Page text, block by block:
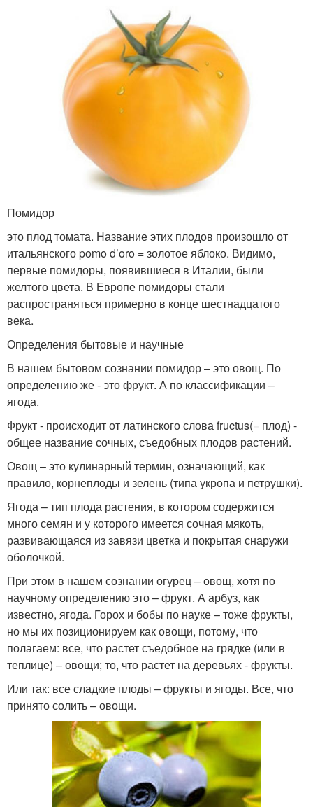
Помидор
это плод томата. Название этих плодов произошло от
итальянского pomo d’oro = золотое яблоко. Видимо,
первые помидоры, появившиеся в Италии, были
желтого цвета. В Европе помидоры стали
распространяться примерно в конце шестнадцатого
века.
Определения бытовые и научные
В нашем бытовом сознании помидор – это овощ. По
определению же - это фрукт. А по классификации –
ягода.
Фрукт - происходит от латинского слова fructus(= плод) -
общее название сочных, съедобных плодов растений.
Овощ – это кулинарный термин, означающий, как
правило, корнеплоды и зелень (типа укропа и петрушки).
Ягода – тип плода растения, в котором содержится
много семян и у которого имеется сочная мякоть,
развивающаяся из завязи цветка и покрытая снаружи
оболочкой.
При этом в нашем сознании огурец – овощ, хотя по
научному определению это – фрукт. А арбуз, как
известно, ягода. Горох и бобы по науке – тоже фрукты,
но мы их позиционируем как овощи, потому, что
полагаем: все, что растет съедобное на грядке (или в
теплице) – овощи; то, что растет на деревьях - фрукты.
Или так: все сладкие плоды – фрукты и ягоды. Все, что
принято солить – овощи.